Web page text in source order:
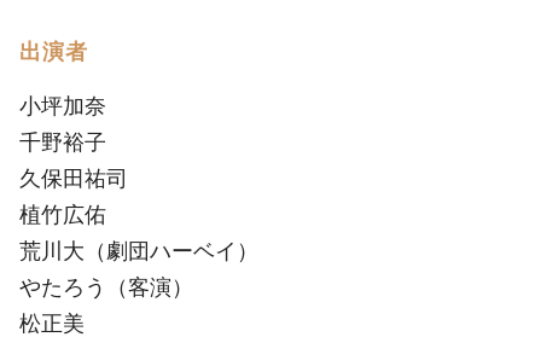
出演者
小坪加奈
千野裕子
久保田祐司
植竹広佑
荒川大（劇団ハーベイ）
やたろう（客演）
松正美